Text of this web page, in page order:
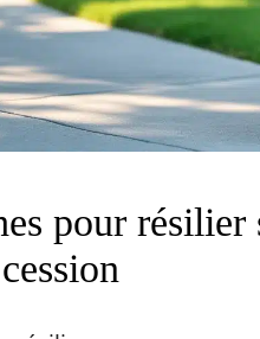
pour résilier